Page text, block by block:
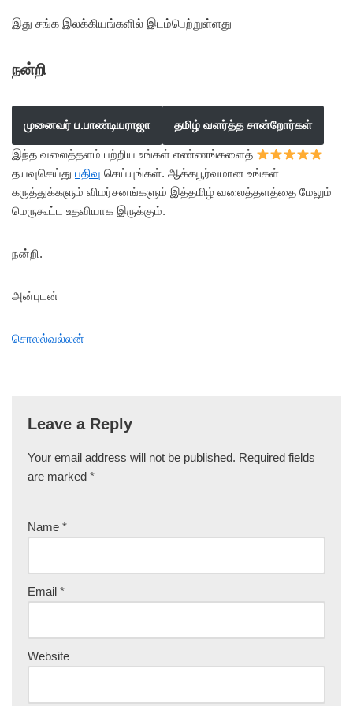
இது சங்க இலக்கியங்களில் இடம்பெற்றுள்ளது
நன்றி
முனைவர் ப.பாண்டியராஜா தமிழ் வளர்த்த சான்றோர்கள்
இந்த வலைத்தளம் பற்றிய உங்கள் எண்ணங்களைத்
தயவுசெய்து பதிவு செய்யுங்கள். ஆக்கபூர்வமான உங்கள்
கருத்துக்களும் விமர்சனங்களும் இத்தமிழ் வலைத்தளத்தை மேலும்
மெருகூட்ட உதவியாக இருக்கும்.
நன்றி.
அன்புடன்
சொலல்வல்லன்
Leave a Reply
Your email address will not be published. Required fields
are marked *
Name *
Email *
Website